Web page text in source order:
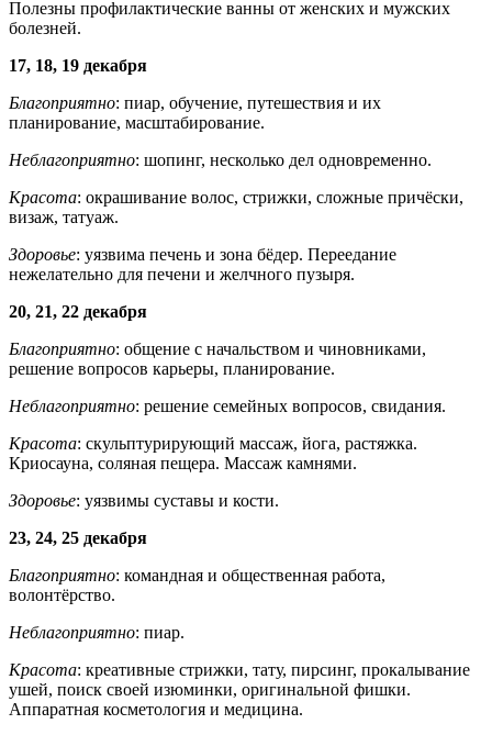
Полезны профилактические ванны от женских и мужских
болезней.
17, 18, 19 декабря
Благоприятно: пиар, обучение, путешествия и их
планирование, масштабирование.
Неблагоприятно: шопинг, несколько дел одновременно.
Красота: окрашивание волос, стрижки, сложные причёски,
визаж, татуаж.
Здоровье: уязвима печень и зона бёдер. Переедание
нежелательно для печени и желчного пузыря.
20, 21, 22 декабря
Благоприятно: общение с начальством и чиновниками,
решение вопросов карьеры, планирование.
Неблагоприятно: решение семейных вопросов, свидания.
Красота: скульптурирующий массаж, йога, растяжка.
Криосауна, соляная пещера. Массаж камнями.
Здоровье: уязвимы суставы и кости.
23, 24, 25 декабря
Благоприятно: командная и общественная работа,
волонтёрство.
Неблагоприятно: пиар.
Красота: креативные стрижки, тату, пирсинг, прокалывание
ушей, поиск своей изюминки, оригинальной фишки.
Аппаратная косметология и медицина.